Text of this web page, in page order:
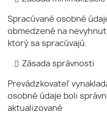
Spracúvané osobné
obmedzené na
ktorý sa spracúvajú.
Zásada správnosti
Prevádzkovateľ
osobné údaje boli
aktualizované